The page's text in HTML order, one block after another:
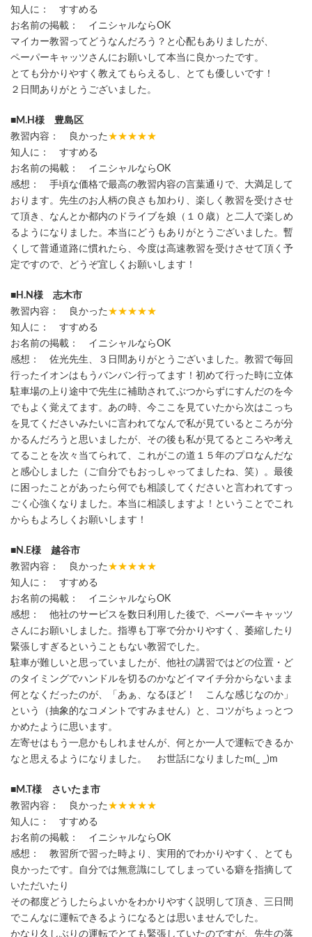
知人に： すすめる
お名前の掲載： イニシャルならOK
マイカー教習ってどうなんだろう？と心配もありましたが、
ペーパーキャッツさんにお願いして本当に良かったです。
とても分かりやすく教えてもらえるし、とても優しいです！
２日間ありがとうございました。
■M.H様 豊島区
教習内容： 良かった ★★★★★
知人に： すすめる
お名前の掲載： イニシャルならOK
感想： 手頃な価格で最高の教習内容の言葉通りで、大満足して
おります。先生のお人柄の良さも加わり、楽しく教習を受けさせ
て頂き、なんとか都内のドライブを娘（１０歳）と二人で楽しめ
るようになりました。本当にどうもありがとうございました。暫
くして普通道路に慣れたら、今度は高速教習を受けさせて頂く予
定ですので、どうぞ宜しくお願いします！
■H.N様 志木市
教習内容： 良かった ★★★★★
知人に： すすめる
お名前の掲載： イニシャルならOK
感想： 佐光先生、３日間ありがとうございました。教習で毎回
行ったイオンはもうバンバン行ってます！初めて行った時に立体
駐車場の上り途中で先生に補助されてぶつからずにすんだのを今
でもよく覚えてます。あの時、今ここを見ていたから次はこっち
を見てくださいみたいに言われてなんで私が見ているところが分
かるんだろうと思いましたが、その後も私が見てるところや考え
てることを次々当てられて、これがこの道１５年のプロなんだな
と感心しました（ご自分でもおっしゃってましたね、笑）。最後
に困ったことがあったら何でも相談してくださいと言われてすっ
ごく心強くなりました。本当に相談しますよ！ということでこれ
からもよろしくお願いします！
■N.E様 越谷市
教習内容： 良かった ★★★★★
知人に： すすめる
お名前の掲載： イニシャルならOK
感想： 他社のサービスを数日利用した後で、ペーパーキャッツ
さんにお願いしました。指導も丁寧で分かりやすく、萎縮したり
緊張しすぎるということもない教習でした。
駐車が難しいと思っていましたが、他社の講習ではどの位置・ど
のタイミングでハンドルを切るのかなどイマイチ分からないまま
何となくだったのが、「あぁ、なるほど！ こんな感じなのか」
という（抽象的なコメントですみません）と、コツがちょっとつ
かめたように思います。
左寄せはもう一息かもしれませんが、何とか一人で運転できるか
なと思えるようになりました。 お世話になりましたm(_ _)m
■M.T様 さいたま市
教習内容： 良かった ★★★★★
知人に： すすめる
お名前の掲載： イニシャルならOK
感想： 教習所で習った時より、実用的でわかりやすく、とても
良かったです。自分では無意識にしてしまっている癖を指摘して
いただいたり
その都度どうしたらよいかをわかりやすく説明して頂き、三日間
でこんなに運転できるようになるとは思いませんでした。
かなり久しぶりの運転でとても緊張していたのですが、先生の落